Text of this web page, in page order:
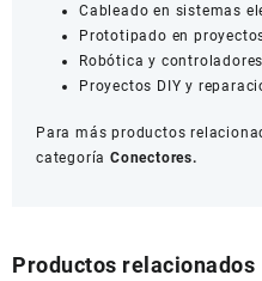
Cableado en sistemas
Prototipado en
Robótica y
Proyectos DIY y
Para más productos
categoría Conectores.
Productos relacionados